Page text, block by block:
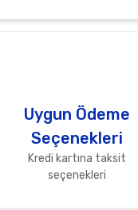
Uygun Ödeme
Seçenekleri
Kredi kartına taksit
seçenekleri